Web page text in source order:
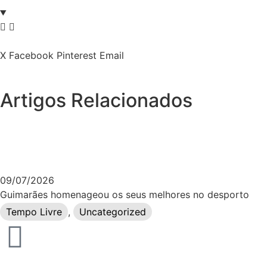
X Facebook Pinterest Email
Artigos Relacionados
09/07/2026
Guimarães homenageou os seus melhores no desporto
Tempo Livre , Uncategorized